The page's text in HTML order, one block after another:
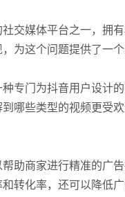
交媒体平台之一，拥
为这个问题提供了一个
种专门为抖音用户设计
哪些类型的视频更受
助商家进行精准的广
转化率，还可以降低